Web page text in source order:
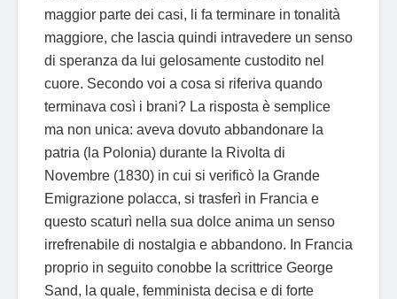
maggior parte dei casi, li fa terminare in tonalità
maggiore, che lascia quindi intravedere un senso
di speranza da lui gelosamente custodito nel
cuore. Secondo voi a cosa si riferiva quando
terminava così i brani? La risposta è semplice
ma non unica: aveva dovuto abbandonare la
patria (la Polonia) durante la Rivolta di
Novembre (1830) in cui si verificò la Grande
Emigrazione polacca, si trasferì in Francia e
questo scaturì nella sua dolce anima un senso
irrefrenabile di nostalgia e abbandono. In Francia
proprio in seguito conobbe la scrittrice George
Sand, la quale, femminista decisa e di forte